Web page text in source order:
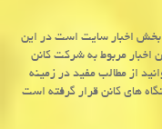
اخبار سایت است در این
مربوط به شرکت کانن
از مطالب مفید در زمینه
های کانن قرار گرفته است